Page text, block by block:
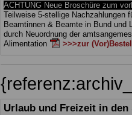
ACHTUNG Neue Broschüre zum
Teilweise 5-stellige Nachzahlungen
Beamtinnen & Beamte in Bund und
durch Neuordnung der
Alimentation
>>>zur
Urlaub und Freizeit in